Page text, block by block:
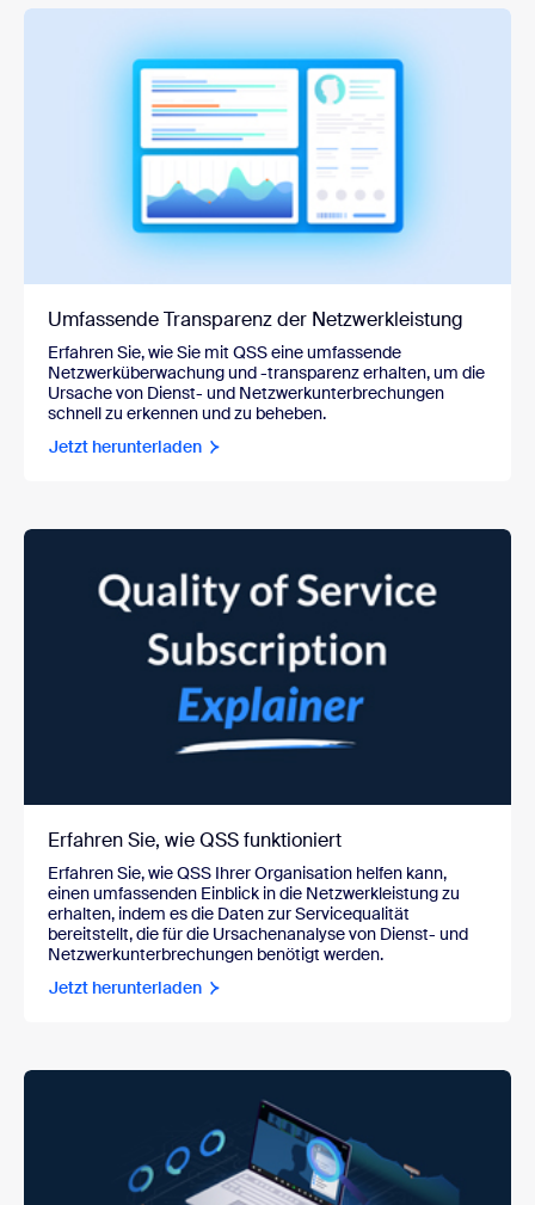
Umfassende Transparenz der Netzwerkleistung
Erfahren Sie, wie Sie mit QSS eine umfassende
Netzwerküberwachung und -transparenz erhalten, um die
Ursache von Dienst- und Netzwerkunterbrechungen
schnell zu erkennen und zu beheben.
Jetzt herunterladen
Erfahren Sie, wie QSS funktioniert
Erfahren Sie, wie QSS Ihrer Organisation helfen kann,
einen umfassenden Einblick in die Netzwerkleistung zu
erhalten, indem es die Daten zur Servicequalität
bereitstellt, die für die Ursachenanalyse von Dienst- und
Netzwerkunterbrechungen benötigt werden.
Jetzt herunterladen